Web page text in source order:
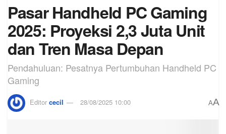
Pasar Handheld PC Gaming
2025: Proyeksi 2,3 Juta Unit
dan Tren Masa Depan
Pendahuluan: Pesatnya Pertumbuhan Handheld PC
Gaming
Editor cecil 28/08/2025 10:00 AA